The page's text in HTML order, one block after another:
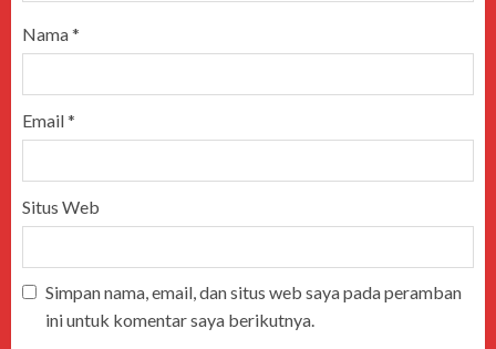
Nama*
Email*
Situs Web
Simpan nama, email, dan situs web saya pada peramban
ini untuk komentar saya berikutnya.